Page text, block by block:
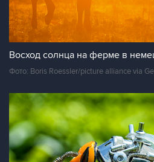
Восход солнца на ферме в
Фото: Boris Roessler/picture alliance via